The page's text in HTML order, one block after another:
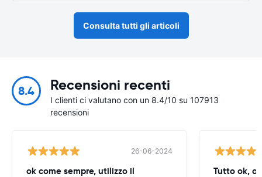
Consulta tutti gli articoli
8.4 Recensioni recenti
I clienti ci valutano con un 8.4/10 su 107913
recensioni
26-06-2024
ok come sempre, utilizzo il Tutto ok,